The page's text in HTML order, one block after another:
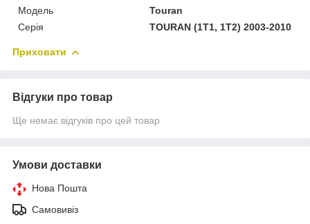
Модель
Touran
Серія
TOURAN (1T1, 1T2) 2003-2010
Приховати
Відгуки про товар
Ще немає відгуків про цей товар
Умови доставки
Нова Пошта
Самовивіз